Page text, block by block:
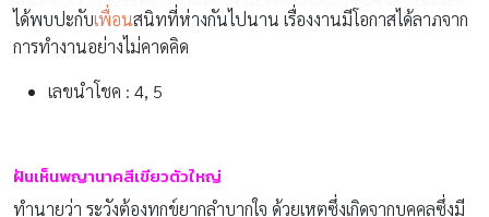
ได้พบปะกับเพื่อนสนิทที่ห่างกันไปนาน เรื่องงานมีโอกาสได้ลาภจาก
การทำงานอย่างไม่คาดคิด
เลขนำโชค : 4, 5
ฝันเห็นพญานาคสีเขียวตัวใหญ่
ทำนายว่า ระวังต้องทุกข์ยากลำบากใจ ด้วยเหตุซึ่งเกิดจากบุคคลซึ่งมี